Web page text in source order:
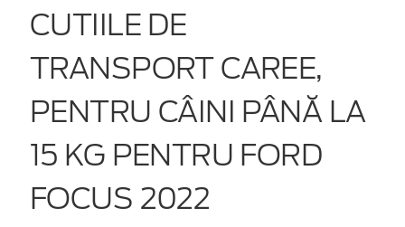
CUTIILE DE
TRANSPORT CAREE,
PENTRU CÂINI PÂNĂ LA
15 KG PENTRU FORD
FOCUS 2022